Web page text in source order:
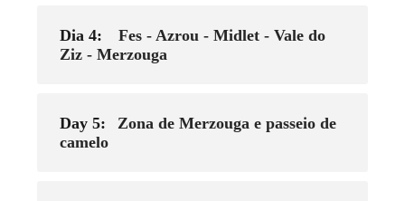
Dia 4:
Fes - Azrou - Midlet - Vale do
Ziz - Merzouga
Day 5:
Zona de Merzouga e passeio de
camelo